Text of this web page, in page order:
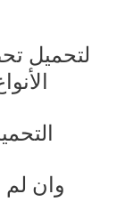
لتحميل
وان